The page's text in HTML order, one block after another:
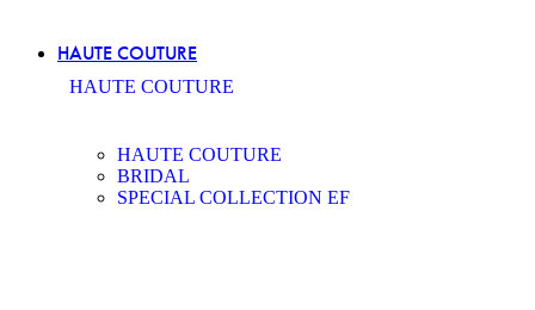
HAUTE COUTURE
HAUTE COUTURE
HAUTE COUTURE
BRIDAL
SPECIAL COLLECTION EF